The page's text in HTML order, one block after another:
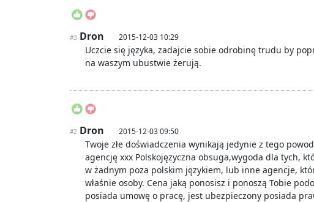
#3 Dron 2015-12-03 10:29
Uczcie się języka, zadajcie sobie odrobinę trudu by
na waszym ubustwie żerują.
#2 Dron 2015-12-03 09:50
Twoje złe doświadczenia wynikają jedynie z tego
agencję xxx Polskojęzyczna obsuga,wygoda dla tych,
w żadnym poza polskim językiem, lub inne agencje,
właśnie osoby. Cena jaką ponosisz i ponoszą Tobie
posiada umowę o pracę, jest ubezpieczony posiada